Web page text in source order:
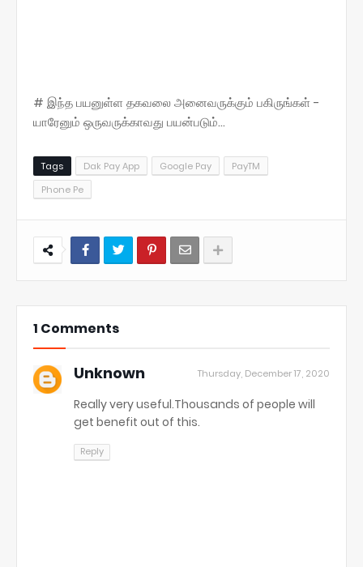
# இந்த பயனுள்ள தகவலை அனைவருக்கும் பகிருங்கள் -
யாரேனும் ஒருவருக்காவது பயன்படும்...
Tags Dak Pay App Google Pay
PayTM
Phone Pe
1 Comments
Unknown Thursday, December 17, 2020
Really very useful.Thousands of people will
get benefit out of this.
Reply